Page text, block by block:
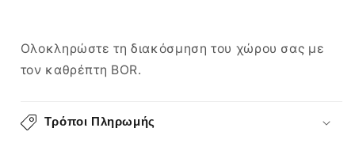
Ολοκληρώστε τη διακόσμηση του χώρου σας με
τον καθρέπτη BOR.
Τρόποι Πληρωμής